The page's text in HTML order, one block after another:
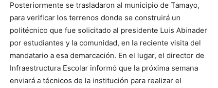
Posteriormente se trasladaron al municipio de Tamayo,
para verificar los terrenos donde se construirá un
politécnico que fue solicitado al presidente Luis Abinader
por estudiantes y la comunidad, en la reciente visita del
mandatario a esa demarcación. En el lugar, el director de
Infraestructura Escolar informó que la próxima semana
enviará a técnicos de la institución para realizar el